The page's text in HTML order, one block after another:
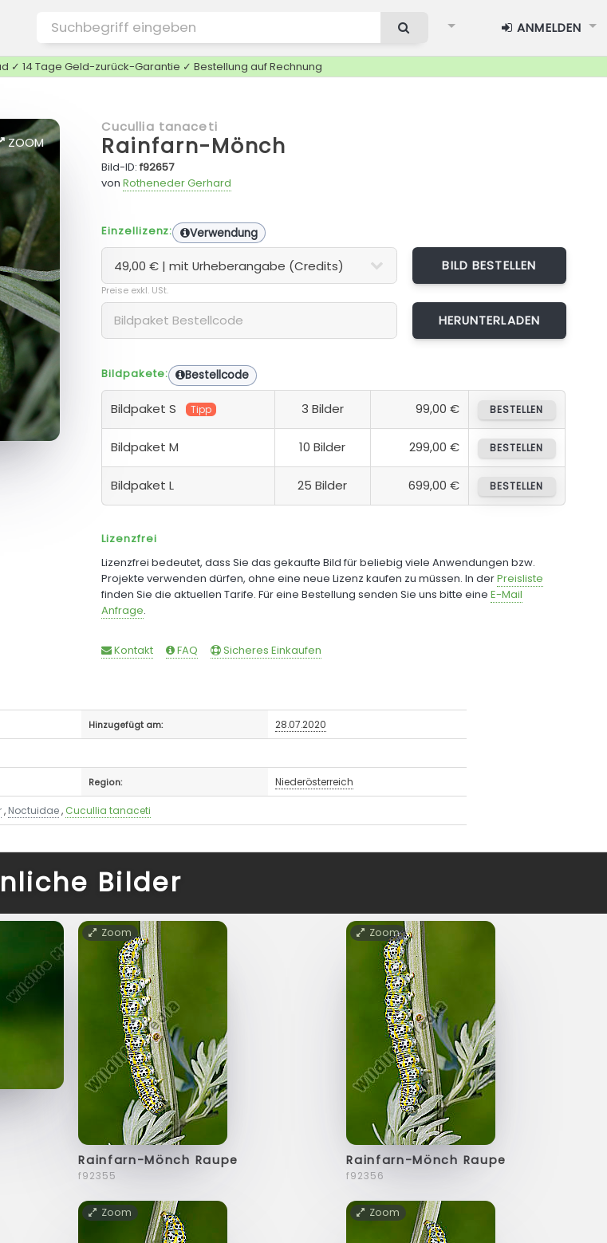
ANMELDEN
✓ 14 Tage Geld-zurück-Garantie ✓ Bestellung auf Rechnung
ZOOM
Cucullia tanaceti
Rainfarn-Mönch
Bild-ID:f92657
von Rotheneder Gerhard
Einzellizenz: Verwendung
BILD BESTELLEN
Preise exkl. USt.
Bildpakete: Bestellcode
Bildpaket S Tipp 3 Bilder 99,00 € BESTELLEN
Bildpaket M 10 Bilder 299,00 € BESTELLEN
Bildpaket L 25 Bilder 699,00 € BESTELLEN
Lizenzfrei
Lizenzfrei bedeutet, dass Sie das gekaufte Bild für beliebig viele Anwendungen bzw.
Projekte verwenden dürfen, ohne eine neue Lizenz kaufen zu müssen. In derPreisliste
finden Sie die aktuellen Tarife. Für eine Bestellung senden Sie uns bitte eine E-Mail
Anfrage.
Kontakt FAQ Sicheres Einkaufen
Hinzugefügt am: 28.07.2020
Region: Niederösterreich
, Noctuidae, Cucullia tanaceti
Bilder
Zoom
Rainfarn-Mönch Raupe
f92355
Zoom
Rainfarn-Mönch Raupe
f92356
Zoom Zoom